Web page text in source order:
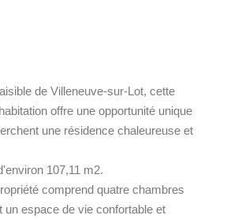
de Villeneuve-sur-Lot, cette
offre une opportunité unique
une résidence chaleureuse et
107,11 m2.
comprend quatre chambres
un espace de vie confortable et